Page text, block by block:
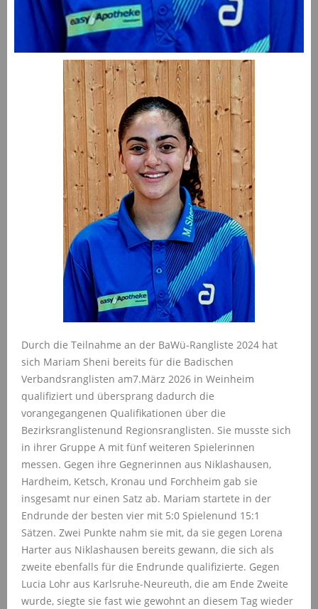
Durch die Teilnahme an der BaWü-Rangliste 2024 hat
sich Mariam Sheni bereits für die Badischen
Verbandsranglisten am7.März 2026 in Weinheim
qualifiziert und übersprang dadurch die
vorangegangenen Qualifikationen über die
Bezirksranglistenund Regionsranglisten. Sie musste sich
in ihrer Gruppe A mit fünf weiteren Spielerinnen
messen. Gegen ihre Gegnerinnen aus Niklashausen,
Hardheim, Ketsch, Kronau und Forchheim gab sie
insgesamt nur einen Satz ab. Mariam startete in der
Endrunde der besten vier mit 5:0 Spielenund 15:1
Sätzen. Zwei Punkte nahm sie mit, da sie gegen Lorena
Harter aus Niklashausen bereits gewann, die sich als
zweite ebenfalls für die Endrunde qualifizierte. Gegen
Lucia Lohr aus Karlsruhe-Neureuth, die am Ende Zweite
wurde, siegte sie fast wie gewohnt an diesem Tag wieder